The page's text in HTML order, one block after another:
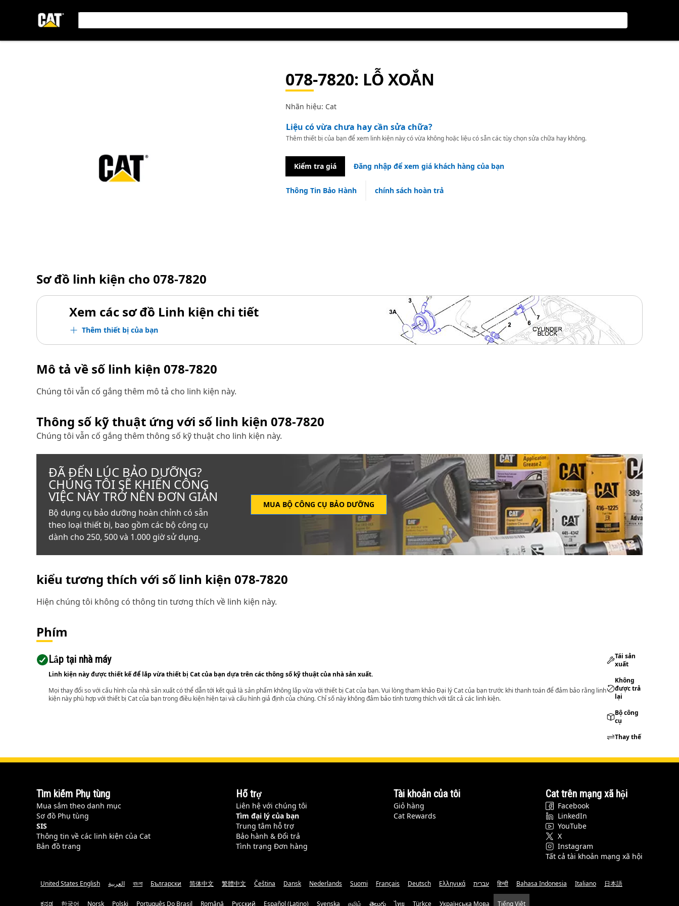
078-7820: LỖ XOẮN
Nhãn hiệu: Cat
Liệu có vừa chưa hay cần sửa chữa?
Thêm thiết bị của bạn để xem linh kiện này có vừa không hoặc liệu có sẵn các tùy chọn sửa chữa hay không.
Kiểm tra giá Đăng nhập để xem giá khách hàng của bạn
Thông Tin Bảo Hành chính sách hoàn trả
Sơ đồ linh kiện cho 078-7820
Xem các sơ đồ Linh kiện chi tiết
Thêm thiết bị của bạn
Mô tả về số linh kiện 078-7820
Chúng tôi vẫn cố gắng thêm mô tả cho linh kiện này.
Thông số kỹ thuật ứng với số linh kiện 078-7820
Chúng tôi vẫn cố gắng thêm thông số kỹ thuật cho linh kiện này.
ĐÃ ĐẾN LÚC BẢO DƯỠNG?
CHÚNG TÔI SẼ KHIẾN CÔNG
VIỆC NÀY TRỞ NÊN ĐƠN GIẢN
Bộ dụng cụ bảo dưỡng hoàn chỉnh có sẵn
theo loại thiết bị, bao gồm các bộ công cụ
dành cho 250, 500 và 1.000 giờ sử dụng.
MUA BỘ CÔNG CỤ BẢO DƯỠNG
kiểu tương thích với số linh kiện 078-7820
Hiện chúng tôi không có thông tin tương thích về linh kiện này.
Phím
Lắp tại nhà máy
Linh kiện này được thiết kế để lắp vừa thiết bị Cat của bạn dựa trên các thông số kỹ thuật của nhà sản xuất.
Mọi thay đổi so với cấu hình của nhà sản xuất có thể dẫn tới kết quả là sản phẩm không lắp vừa với thiết bị Cat của bạn. Vui lòng tham khảo Đại lý Cat của bạn trước khi thanh toán để đảm bảo rằng linh
kiện này phù hợp với thiết bị Cat của bạn trong điều kiện hiện tại và cấu hình giả định của chúng. Chỉ số này không đảm bảo tính tương thích với tất cả các linh kiện.
Tái sản
xuất
Không
được trả
lại
Bộ công
cụ
Thay thế
Tìm kiếm Phụ tùng
Mua sắm theo danh mục
Sơ đồ Phụ tùng
SIS
Thông tin về các linh kiện của Cat
Bản đồ trang
Hỗ trợ
Liên hệ với chúng tôi
Tìm đại lý của bạn
Trung tâm hỗ trợ
Bảo hành & Đổi trả
Tình trạng Đơn hàng
Tài khoản của tôi
Giỏ hàng
Cat Rewards
Cat trên mạng xã hội
Facebook
LinkedIn
YouTube
X
Instagram
Tất cả tài khoản mạng xã hội
United States English العربية বাংলা Български 简体中文 繁體中文 Čeština Dansk Nederlands Suomi Français Deutsch Ελληνικά עברית हिन्दी Bahasa Indonesia Italiano 日本語
ಕನ್ನಡ 한국어 Norsk Polski Português Do Brasil Română Русский Español (Latino) Svenska தமிழ் తెలుగు ไทย Türkçe Українська Мова Tiếng Việt